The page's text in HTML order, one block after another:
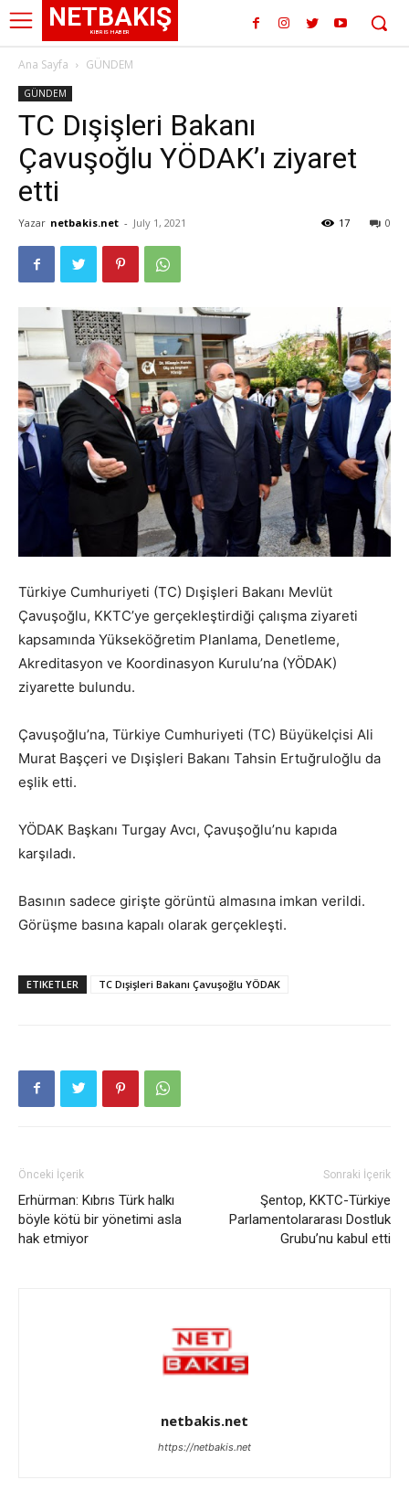
NETBAKIŞ
KIBRIS HABER
Ana Sayfa GÜNDEM
GÜNDEM
TC Dışişleri Bakanı
Çavuşoğlu YÖDAK’ı ziyaret
etti
Yazar netbakis.net - July 1, 2021 0
17
Türkiye Cumhuriyeti (TC) Dışişleri Bakanı Mevlüt
Çavuşoğlu, KKTC’ye gerçekleştirdiği çalışma ziyareti
kapsamında Yükseköğretim Planlama, Denetleme,
Akreditasyon ve Koordinasyon Kurulu’na (YÖDAK)
ziyarette bulundu.
Çavuşoğlu’na, Türkiye Cumhuriyeti (TC) Büyükelçisi Ali
Murat Başçeri ve Dışişleri Bakanı Tahsin Ertuğruloğlu da
eşlik etti.
YÖDAK Başkanı Turgay Avcı, Çavuşoğlu’nu kapıda
karşıladı.
Basının sadece girişte görüntü almasına imkan verildi.
Görüşme basına kapalı olarak gerçekleşti.
ETIKETLER TC Dışişleri Bakanı Çavuşoğlu YÖDAK
Önceki İçerik
Erhürman: Kıbrıs Türk halkı
böyle kötü bir yönetimi asla
hak etmiyor
Sonraki İçerik
Şentop, KKTC-Türkiye
Parlamentolararası Dostluk
Grubu’nu kabul etti
netbakis.net
https://netbakis.net